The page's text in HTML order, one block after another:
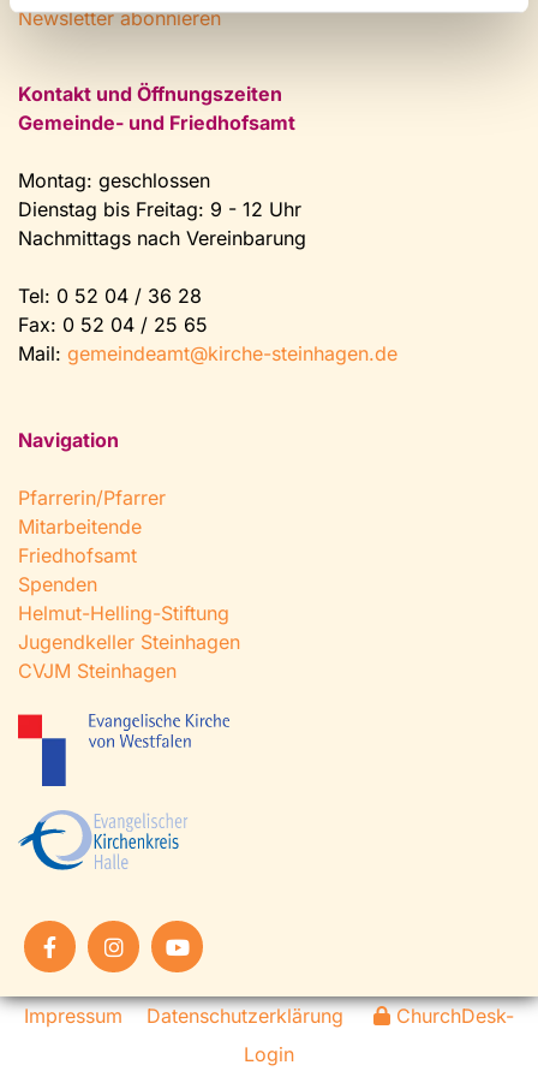
Newsletter abonnieren
Kontakt und Öffnungszeiten
Gemeinde- und Friedhofsamt
Montag: geschlossen
Dienstag bis Freitag: 9 - 12 Uhr
Nachmittags nach Vereinbarung
Tel: 0 52 04 / 36 28
Fax: 0 52 04 / 25 65
Mail: gemeindeamt@kirche-steinhagen.de
Navigation
Pfarrerin/Pfarrer
Mitarbeitende
Friedhofsamt
Spenden
Helmut-Helling-Stiftung
Jugendkeller Steinhagen
CVJM Steinhagen
Impressum Datenschutzerklärung
ChurchDesk-
Login